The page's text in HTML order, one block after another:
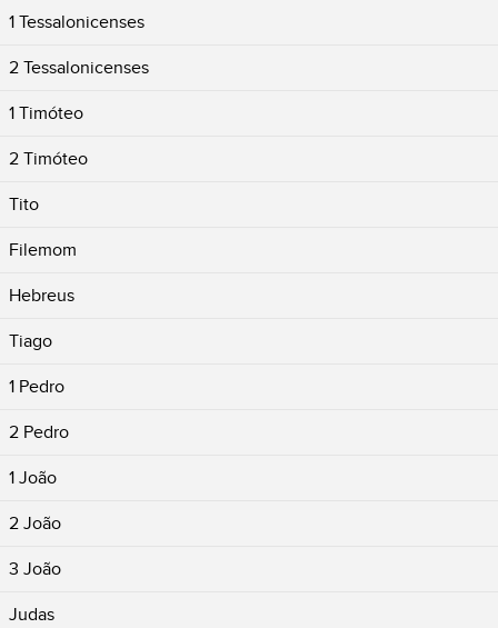
1 Tessalonicenses
2 Tessalonicenses
1 Timóteo
2 Timóteo
Tito
Filemom
Hebreus
Tiago
1 Pedro
2 Pedro
1 João
2 João
3 João
Judas